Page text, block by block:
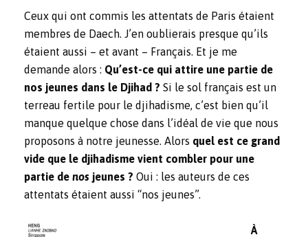
Ceux qui ont commis les attentats de Paris étaient
membres de Daech. J’en oublierais presque qu’ils
étaient aussi – et avant – Français. Et je me
demande alors : Qu’est-ce qui attire une partie de
nos jeunes dans le Djihad ? Si le sol français est un
terreau fertile pour le djihadisme, c’est bien qu’il
manque quelque chose dans l’idéal de vie que nous
proposons à notre jeunesse. Alors quel est ce grand
vide que le djihadisme vient combler pour une
partie de nos jeunes ? Oui : les auteurs de ces
attentats étaient aussi “nos jeunes”.
À